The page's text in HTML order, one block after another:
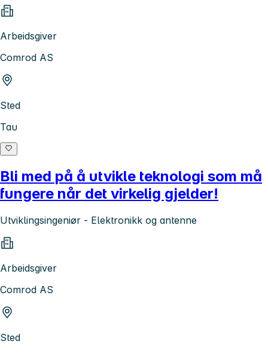
Arbeidsgiver
Comrod AS
Sted
Tau
Bli med på å utvikle teknologi som må
fungere når det virkelig gjelder!
Utviklingsingeniør - Elektronikk og antenne
Arbeidsgiver
Comrod AS
Sted